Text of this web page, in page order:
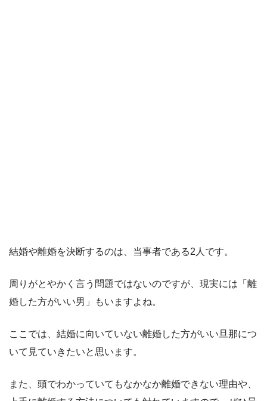
結婚や離婚を決断するのは、当事者である2人です。
周りがとやかく言う問題ではないのですが、現実には「離
婚した方がいい男」もいますよね。
ここでは、結婚に向いていない離婚した方がいい旦那につ
いて見ていきたいと思います。
また、頭でわかっていてもなかなか離婚できない理由や、